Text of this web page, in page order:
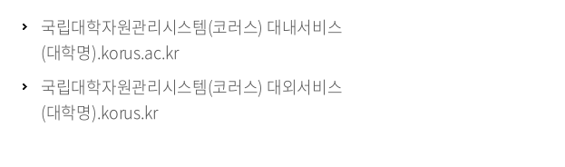
국립대학자원관리시스템(코러스) 대내서비스
(대학명).korus.ac.kr
국립대학자원관리시스템(코러스) 대외서비스
(대학명).korus.kr